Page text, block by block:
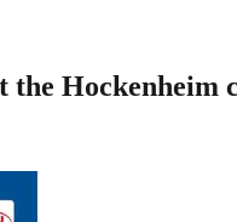
the Hockenheim